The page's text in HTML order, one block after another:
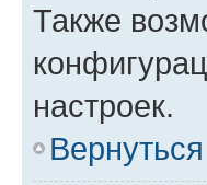
Также
настроек.